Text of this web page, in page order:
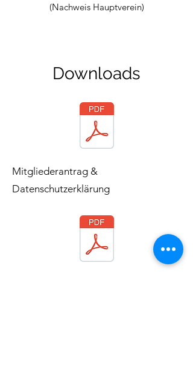
(Nachweis Hauptverein)
Downloads
Mitgliederantrag &
Datenschutzerklärung